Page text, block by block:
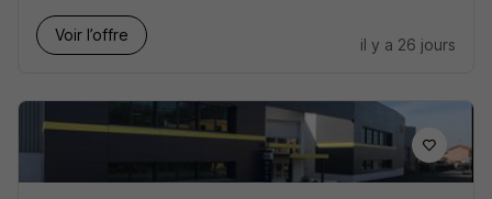
Voir l’offre
il y a 26 jours